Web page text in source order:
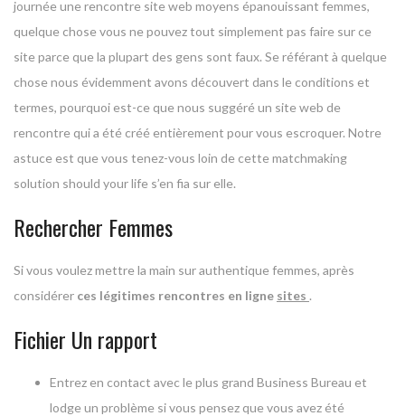
journée une rencontre site web moyens épanouissant femmes,
quelque chose vous ne pouvez tout simplement pas faire sur ce
site parce que la plupart des gens sont faux. Se référant à quelque
chose nous évidemment avons découvert dans le conditions et
termes, pourquoi est-ce que nous suggéré un site web de
rencontre qui a été créé entièrement pour vous escroquer. Notre
astuce est que vous tenez-vous loin de cette matchmaking
solution should your life s’en fia sur elle.
Rechercher Femmes
Si vous voulez mettre la main sur authentique femmes, après
considérer ces légitimes rencontres en ligne sites .
Fichier Un rapport
Entrez en contact avec le plus grand Business Bureau et
lodge un problème si vous pensez que vous avez été